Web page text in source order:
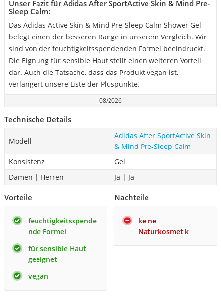
Unser Fazit für Adidas After SportActive Skin & Mind Pre-
Sleep Calm:
Das Adidas Active Skin & Mind Pre-Sleep Calm Shower Gel
belegt einen der besseren Ränge in unserem Vergleich. Wir
sind von der feuchtigkeitsspendenden Formel beeindruckt.
Die Eignung für sensible Haut stellt einen weiteren Vorteil
dar. Auch die Tatsache, dass das Produkt vegan ist,
verlängert unsere Liste der Pluspunkte.
08/2026
Technische Details
Modell
Adidas After SportActive Skin
& Mind Pre-Sleep Calm
Konsistenz
Gel
Damen | Herren
Ja | Ja
Vorteile
feuchtigkeitsspende
nde Formel
für sensible Haut
geeignet
vegan
Nachteile
keine
Naturkosmetik